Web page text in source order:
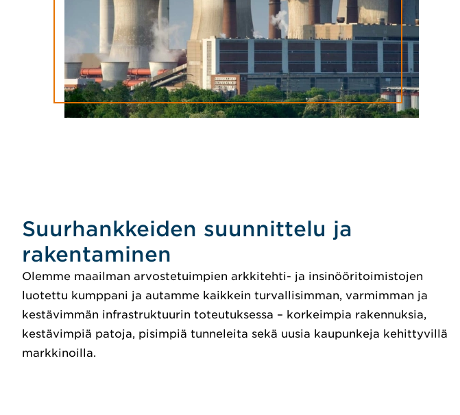
Suurhankkeiden suunnittelu ja
rakentaminen
Olemme maailman arvostetuimpien arkkitehti- ja insinööritoimistojen
luotettu kumppani ja autamme kaikkein turvallisimman, varmimman ja
kestävimmän infrastruktuurin toteutuksessa – korkeimpia rakennuksia,
kestävimpiä patoja, pisimpiä tunneleita sekä uusia kaupunkeja kehittyvillä
markkinoilla.